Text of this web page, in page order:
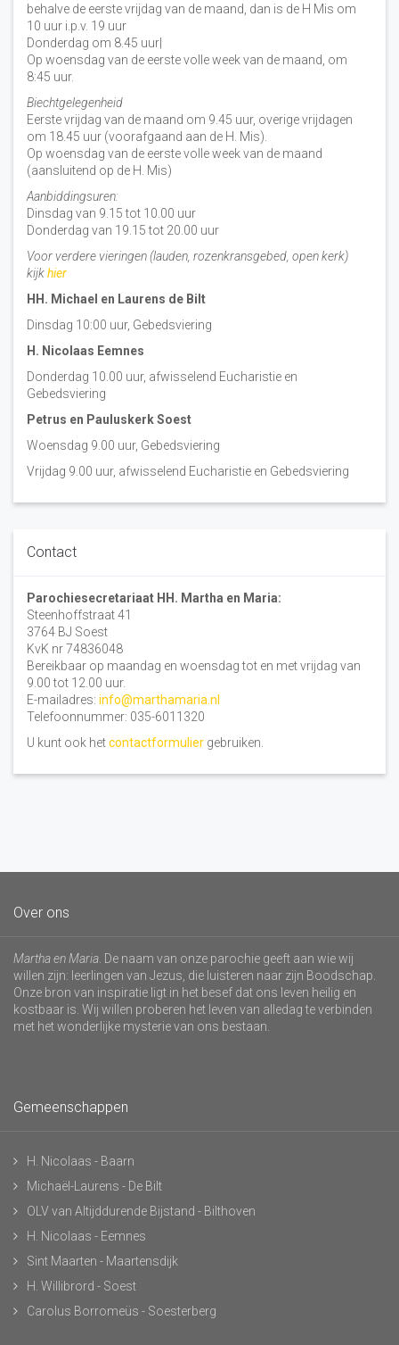
behalve de eerste vrijdag van de maand, dan is de H Mis om
10 uur i.p.v. 19 uur
Donderdag om 8.45 uur|
Op woensdag van de eerste volle week van de maand, om
8:45 uur.
Biechtgelegenheid
Eerste vrijdag van de maand om 9.45 uur, overige vrijdagen
om 18.45 uur (voorafgaand aan de H. Mis).
Op woensdag van de eerste volle week van de maand
(aansluitend op de H. Mis)
Aanbiddingsuren:
Dinsdag van 9.15 tot 10.00 uur
Donderdag van 19.15 tot 20.00 uur
Voor verdere vieringen (lauden, rozenkransgebed, open kerk)
kijkhier
HH. Michael en Laurens de Bilt
Dinsdag 10:00 uur, Gebedsviering
H. Nicolaas Eemnes
Donderdag 10.00 uur, afwisselend Eucharistie en
Gebedsviering
Petrus en Pauluskerk Soest
Woensdag 9.00 uur, Gebedsviering
Vrijdag 9.00 uur, afwisselend Eucharistie en Gebedsviering
Contact
Parochiesecretariaat HH. Martha en Maria:
Steenhoffstraat 41
3764 BJ Soest
KvK nr 74836048
Bereikbaar op maandag en woensdag tot en met vrijdag van
9.00 tot 12.00 uur.
E-mailadres: info@marthamaria.nl
Telefoonnummer: 035-6011320
U kunt ook hetcontactformulier gebruiken.
Over ons
Martha en Maria . De naam van onze parochie geeft aan wie wij
willen zijn: leerlingen van Jezus, die luisteren naar zijn Boodschap.
Onze bron van inspiratie ligt in het besef dat ons leven heilig en
kostbaar is. Wij willen proberen het leven van alledag te verbinden
met het wonderlijke mysterie van ons bestaan.
Gemeenschappen
H. Nicolaas - Baarn
Michaël-Laurens - De Bilt
OLV van Altijddurende Bijstand - Bilthoven
H. Nicolaas - Eemnes
Sint Maarten - Maartensdijk
H. Willibrord - Soest
Carolus Borromeüs - Soesterberg